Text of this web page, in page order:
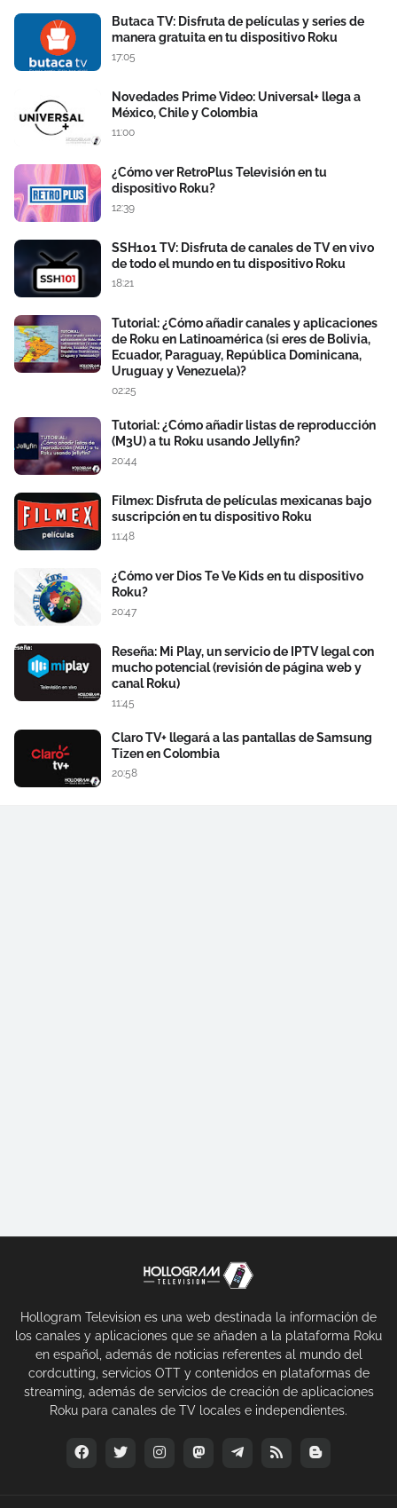
Butaca TV: Disfruta de películas y series de
manera gratuita en tu dispositivo Roku
17:05
Novedades Prime Video: Universal+ llega a
México, Chile y Colombia
11:00
¿Cómo ver RetroPlus Televisión en tu
dispositivo Roku?
12:39
SSH101 TV: Disfruta de canales de TV en vivo
de todo el mundo en tu dispositivo Roku
18:21
Tutorial: ¿Cómo añadir canales y aplicaciones
de Roku en Latinoamérica (si eres de Bolivia,
Ecuador, Paraguay, República Dominicana,
Uruguay y Venezuela)?
02:25
Tutorial: ¿Cómo añadir listas de reproducción
(M3U) a tu Roku usando Jellyfin?
20:44
Filmex: Disfruta de películas mexicanas bajo
suscripción en tu dispositivo Roku
11:48
¿Cómo ver Dios Te Ve Kids en tu dispositivo
Roku?
20:47
Reseña: Mi Play, un servicio de IPTV legal con
mucho potencial (revisión de página web y
canal Roku)
11:45
Claro TV+ llegará a las pantallas de Samsung
Tizen en Colombia
20:58
Hollogram Television es una web destinada la información de
los canales y aplicaciones que se añaden a la plataforma Roku
en español, además de noticias referentes al mundo del
cordcutting, servicios OTT y contenidos en plataformas de
streaming, además de servicios de creación de aplicaciones
Roku para canales de TV locales e independientes.